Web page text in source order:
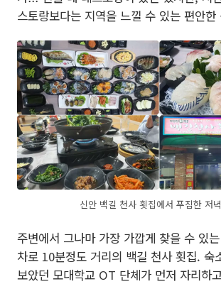
스토랑보다는 지역을 느낄 수 있는 편안한
신안 백길 천사 횟집에서 푸짐한 저
주변에서 그나마 가장 가깝게 찾을 수 있
차로 10분정도 거리의 백길 천사 횟집. 숙
보았던 모대학교 OT 단체가 먼저 자리하